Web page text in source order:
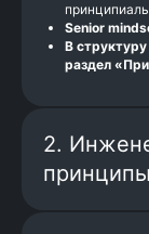
Senior
В
раздел
2.